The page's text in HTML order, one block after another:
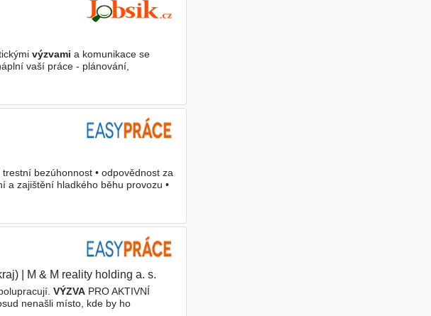
výzvami a komunikace se
vaší práce - plánování,
bezúhonnost • odpovědnost za
a zajištění hladkého běhu provozu •
M & M reality holding a. s.
VÝZVAPRO AKTIVNÍ
nenašli místo, kde by ho